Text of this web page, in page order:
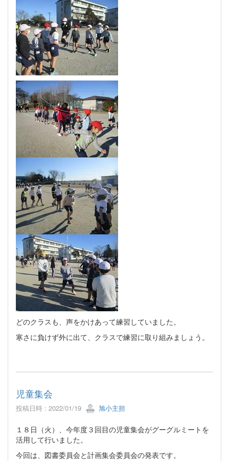
どのクラスも、声をかけあって練習していました。
寒さに負けず外に出て、クラスで練習に取り組みましょう。
児童集会
投稿日時 : 2022/01/19 旭小主担
１８日（火）、今年度３回目の児童集会がグーグルミートを
活用して行いました。
今回は、図書委員会と計画集会委員会の発表です。